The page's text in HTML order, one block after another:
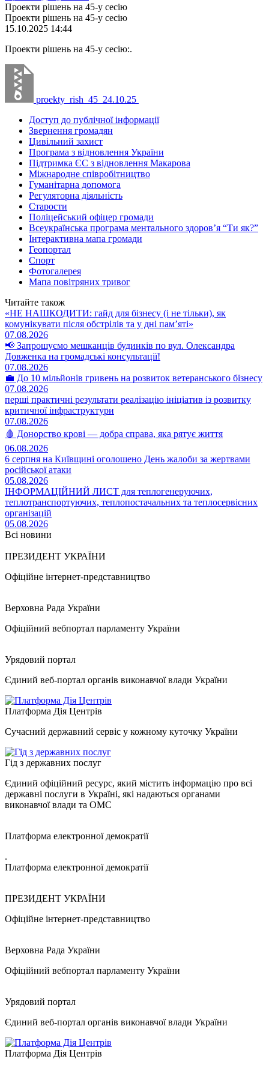
Проекти рішень на 45-у сесію
Проекти рішень на 45-у сесію
15.10.2025 14:44
Проекти рішень на 45-у сесію:.
proekty_rish_45_24.10.25
Доступ до публічної інформації
Звернення громадян
Цивільний захист
Програма з відновлення України
Підтримка ЄС з відновлення Макарова
Міжнародне співробітництво
Гуманітарна допомога
Регуляторна діяльність
Старости
Поліцейський офіцер громади
Всеукраїнська програма ментального здоров’я “Ти як?”
Інтерактивна мапа громади
Геопортал
Спорт
Фотогалерея
Мапа повітряних тривог
Читайте також
«НЕ НАШКОДИТИ: гайд для бізнесу (і не тільки), як
комунікувати після обстрілів та у дні пам’яті»
07.08.2026
📢 Запрошуємо мешканців будинків по вул. Олександра
Довженка на громадські консультації!
07.08.2026
💼 До 10 мільйонів гривень на розвиток ветеранського бізнесу
07.08.2026
перші практичні результати реалізацію ініціатив із розвитку
критичної інфраструктури
07.08.2026
🩸 Донорство крові — добра справа, яка рятує життя
06.08.2026
6 серпня на Київщині оголошено День жалоби за жертвами
російської атаки
05.08.2026
ІНФОРМАЦІЙНИЙ ЛИСТ для теплогенеруючих,
теплотранспортуючих, теплопостачальних та теплосервісних
організацій
05.08.2026
Всі новини
ПРЕЗИДЕНТ УКРАЇНИ
Офіційне інтернет-представництво
Верховна Рада України
Офіційний вебпортал парламенту України
Урядовий портал
Єдиний веб-портал органів виконавчої влади України
Платформа Дія Центрів
Сучасний державний сервіс у кожному куточку України
Гід з державних послуг
Єдиний офіційний ресурс, який містить інформацію про всі
державні послуги в Україні, які надаються органами
виконавчої влади та ОМС
Платформа електронної демократії
.
Платформа електронної демократії
ПРЕЗИДЕНТ УКРАЇНИ
Офіційне інтернет-представництво
Верховна Рада України
Офіційний вебпортал парламенту України
Урядовий портал
Єдиний веб-портал органів виконавчої влади України
Платформа Дія Центрів